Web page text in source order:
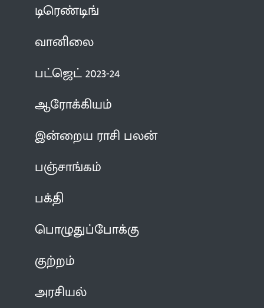
டிரெண்டிங்
வானிலை
பட்ஜெட் 2023-24
ஆரோக்கியம்
இன்றைய ராசி பலன்
பஞ்சாங்கம்
பக்தி
பொழுதுப்போக்கு
குற்றம்
அரசியல்